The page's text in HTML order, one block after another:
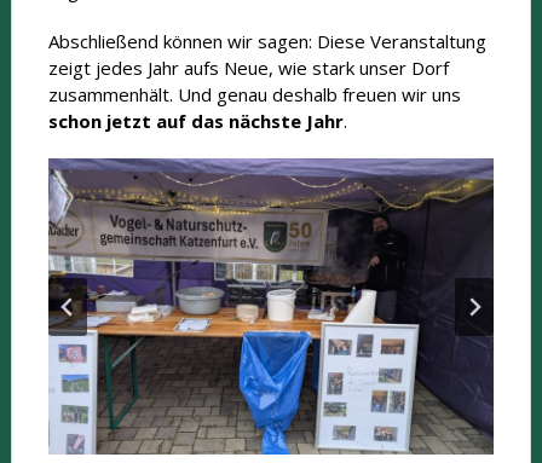
Abschließend können wir sagen: Diese Veranstaltung
zeigt jedes Jahr aufs Neue, wie stark unser Dorf
zusammenhält. Und genau deshalb freuen wir uns
schon jetzt auf das nächste Jahr.